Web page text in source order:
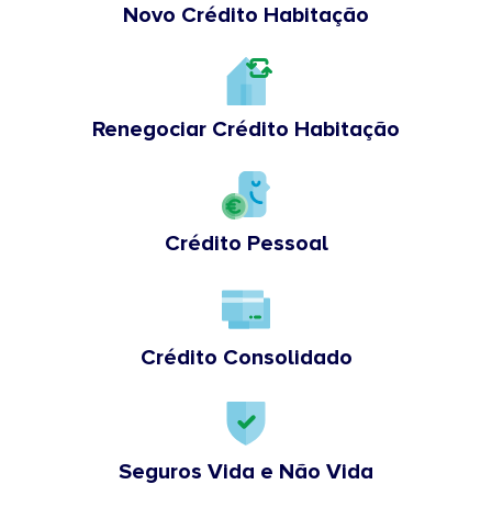
Novo Crédito Habitação
Renegociar Crédito Habitação
Crédito Pessoal
Crédito Consolidado
Seguros Vida e Não Vida